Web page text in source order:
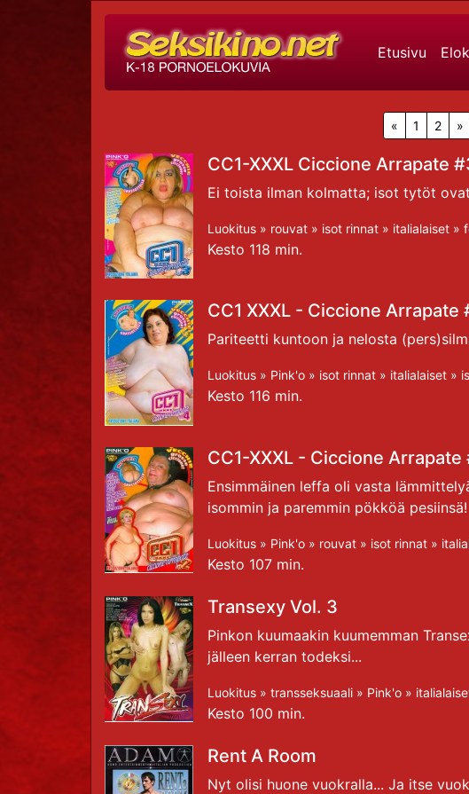
Etusivu
« 1 2 »
CC1-XXXL Ciccione Arrapate
Ei toista ilman kolmatta; isot tytöt
Luokitus » rouvat » isot rinnat » italialaiset »
Kesto 118 min.
CC1 XXXL - Ciccione Arrapate
Pariteetti kuntoon ja nelosta
Luokitus » Pink'o » isot rinnat » italialaiset »
Kesto 116 min.
CC1-XXXL - Ciccione Arrapate
Ensimmäinen leffa oli vasta
isommin ja paremmin pökköä pesiinsä!
Luokitus » Pink'o » rouvat » isot rinnat »
Kesto 107 min.
Transexy Vol. 3
Pinkon kuumaakin kuumemman
jälleen kerran todeksi...
Luokitus » transseksuaali » Pink'o »
Kesto 100 min.
Rent A Room
Nyt olisi huone vuokralla... Ja itse